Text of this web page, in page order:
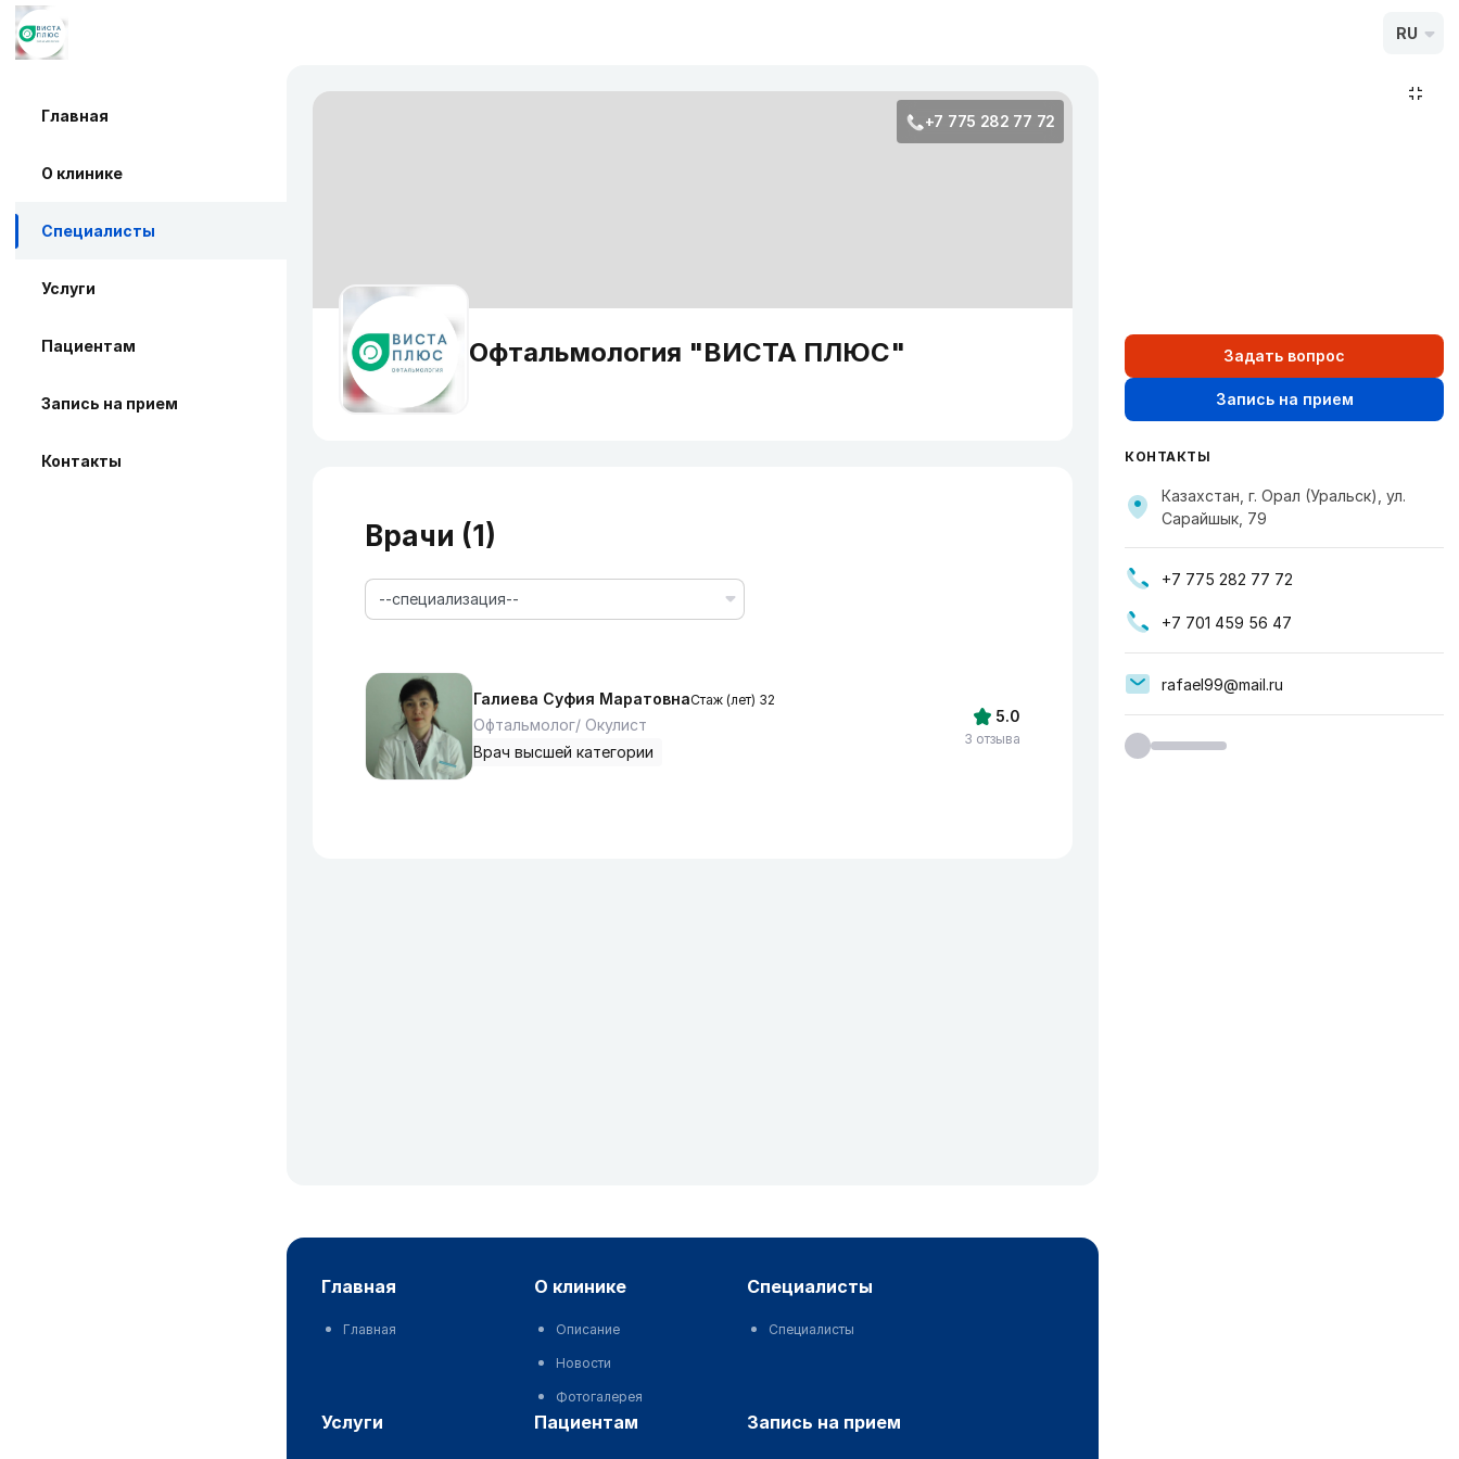
RU
Главная
О клинике
Специалисты
Услуги
Пациентам
Запись на прием
Контакты
+7 775 282 77 72
Офтальмология "ВИСТА ПЛЮС"
Врачи (1)
--специализация--
Галиева Суфия МаратовнаСтаж (лет) 32
Офтальмолог/ Окулист
Врач высшей категории
5.0
3 отзыва
главная
Главная
о клинике
Описание
Новости
Фотогалерея
специалисты
Специалисты
услуги пациентам запись на прием
Задать вопрос
Запись на прием
КОНТАКТЫ
Казахстан, г. Орал (Уральск), ул.
Сарайшык, 79
+7 775 282 77 72
+7 701 459 56 47
rafael99@mail.ru